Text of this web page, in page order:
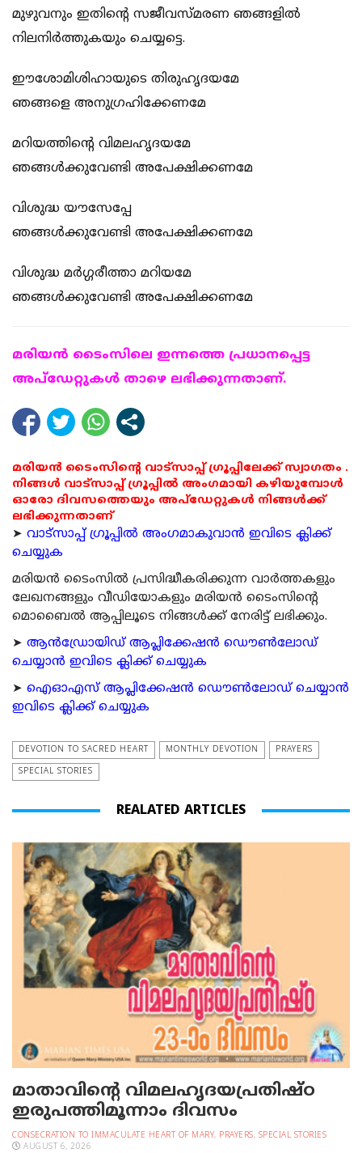
മുഴുവനും ഇതിന്റെ സജീവസ്മരണ ഞങ്ങളില്‍
നിലനിര്‍ത്തുകയും ചെയ്യട്ടെ.
ഈശോമിശിഹായുടെ തിരുഹൃദയമേ
ഞങ്ങളെ അനുഗ്രഹിക്കേണമേ
മറിയത്തിന്റെ വിമലഹൃദയമേ
ഞങ്ങള്‍ക്കുവേണ്ടി അപേക്ഷിക്കണമേ
വിശുദ്ധ യൗസേപ്പേ
ഞങ്ങള്‍ക്കുവേണ്ടി അപേക്ഷിക്കണമേ
വിശുദ്ധ മര്‍ഗ്ഗരീത്താ മറിയമേ
ഞങ്ങള്‍ക്കുവേണ്ടി അപേക്ഷിക്കണമേ
മരിയന്‍ ടൈംസിലെ ഇന്നത്തെ പ്രധാനപ്പെട്ട
അപ്ഡേറ്റുകള്‍ താഴെ ലഭിക്കുന്നതാണ്.
മരിയൻ ടൈംസിന്റെ വാട്സാപ്പ് ഗ്രൂപ്പിലേക്ക് സ്വാഗതം .
നിങ്ങൾ വാട്സാപ്പ് ഗ്രൂപ്പിൽ അംഗമായി കഴിയുമ്പോൾ
ഓരോ ദിവസത്തെയും അപ്ഡേറ്റുകൾ നിങ്ങൾക്ക്
ലഭിക്കുന്നതാണ്
➤ വാട്സാപ്പ് ഗ്രൂപ്പിൽ അംഗമാകുവാൻ ഇവിടെ ക്ലിക്ക്
ചെയ്യുക
മരിയന്‍ ടൈംസില്‍ പ്രസിദ്ധീകരിക്കുന്ന വാര്‍ത്തകളും
ലേഖനങ്ങളും വീഡിയോകളും മരിയന്‍ ടൈംസിന്റെ
മൊബൈല്‍ ആപ്പിലൂടെ നിങ്ങള്‍ക്ക് നേരിട്ട് ലഭിക്കും.
➤ ആന്‍ഡ്രോയിഡ് ആപ്ലിക്കേഷന്‍ ഡൌണ്‍ലോഡ്
ചെയ്യാന്‍ ഇവിടെ ക്ലിക്ക് ചെയ്യുക
➤ ഐഓഎസ് ആപ്ലിക്കേഷന്‍ ഡൌണ്‍ലോഡ് ചെയ്യാന്‍
ഇവിടെ ക്ലിക്ക് ചെയ്യുക
DEVOTION TO SACRED HEART MONTHLY DEVOTION PRAYERS
SPECIAL STORIES
REALATED ARTICLES
മാതാവിന്റെ വിമലഹൃദയപ്രതിഷ്ഠ
ഇരുപത്തിമൂന്നാം ദിവസം
CONSECRATION TO IMMACULATE HEART OF MARY, PRAYERS, SPECIAL STORIES
AUGUST 6, 2026